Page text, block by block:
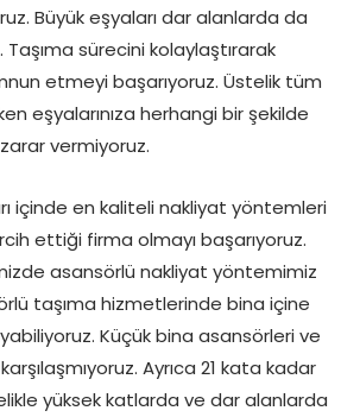
Büyük eşyaları dar alanlarda da
Taşıma sürecini kolaylaştırarak
etmeyi başarıyoruz. Üstelik tüm
eşyalarınıza herhangi bir şekilde
zarar vermiyoruz.
içinde en kaliteli nakliyat yöntemleri
ettiği firma olmayı başarıyoruz.
asansörlü nakliyat yöntemimiz
taşıma hizmetlerinde bina içine
Küçük bina asansörleri ve
Ayrıca 21 kata kadar
yüksek katlarda ve dar alanlarda